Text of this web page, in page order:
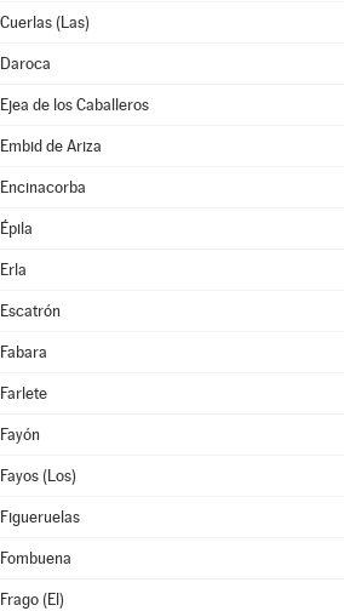
Cuerlas (Las)
Daroca
Ejea de los Caballeros
Embid de Ariza
Encinacorba
Épila
Erla
Escatrón
Fabara
Farlete
Fayón
Fayos (Los)
Figueruelas
Fombuena
Frago (El)